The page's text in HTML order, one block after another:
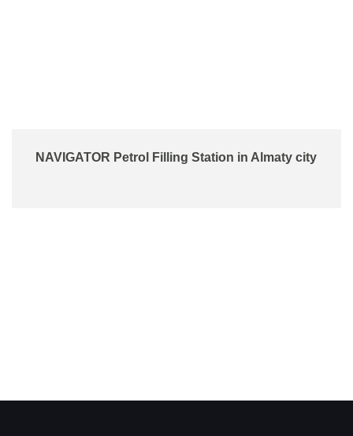
NAVIGATOR Petrol Filling Station in Almaty city